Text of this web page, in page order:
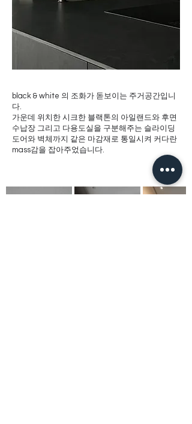
black & white 의 조화가 돋보이는 주거공간입니
다.
가운데 위치한 시크한 블랙톤의 아일랜드와 후면
수납장 그리고 다용도실을 구분해주는 슬라이딩
도어와 벽체까지 같은 마감재로 통일시켜 커다란
mass감을 잡아주었습니다.